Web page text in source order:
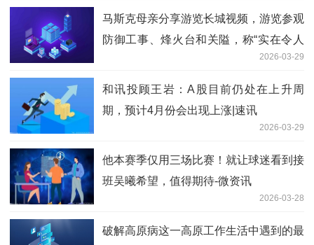
马斯克母亲分享游览长城视频，游览参观
防御工事、烽火台和关隘，称“实在令人
2026-03-29
和讯投顾王岩：A股目前仍处在上升周
期，预计4月份会出现上涨|速讯
2026-03-29
他本赛季仅用三场比赛！就让球迷看到接
班吴曦希望，值得期待-微资讯
2026-03-28
破解高原病这一高原工作生活中遇到的最